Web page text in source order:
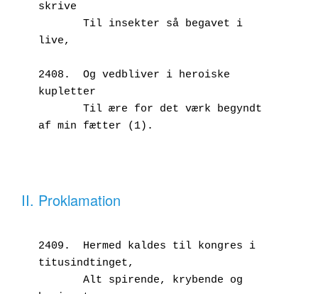
skrive
live,
2408.  Og vedbliver i heroiske
kupletter
af min fætter (1).
II. Proklamation
2409.  Hermed kaldes til kongres i
titusindtinget,